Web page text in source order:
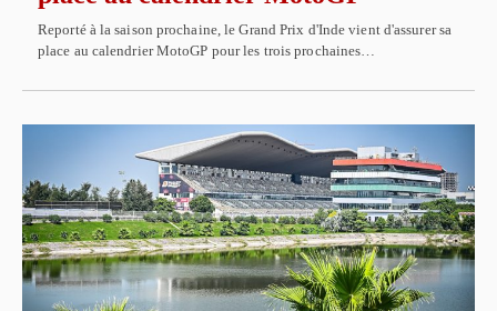
Reporté à la saison prochaine, le Grand Prix d'Inde vient d'assurer sa
place au calendrier MotoGP pour les trois prochaines…